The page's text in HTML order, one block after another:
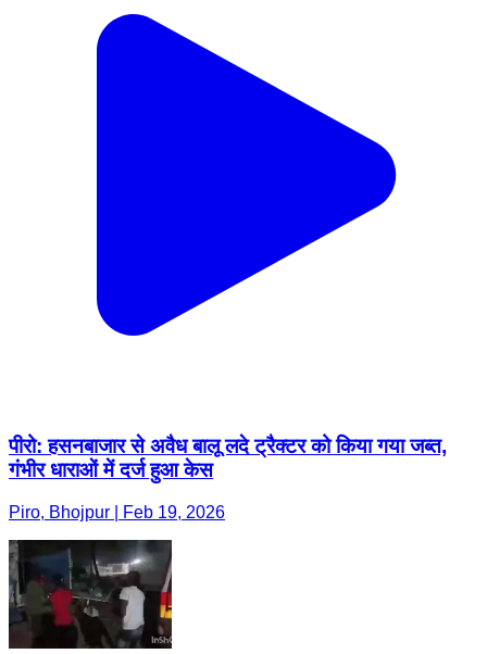
पीरो: हसनबाजार से अवैध बालू लदे ट्रैक्टर को किया गया जब्त,
गंभीर धाराओं में दर्ज हुआ केस
Piro, Bhojpur | Feb 19, 2026